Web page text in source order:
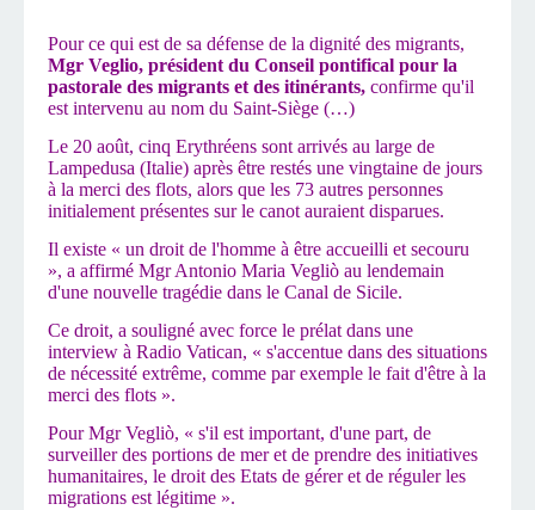
Pour ce qui est de sa défense de la dignité des migrants,
Mgr Veglio, président du Conseil pontifical pour la
pastorale des migrants et des itinérants, confirme qu'il
est intervenu au nom du Saint-Siège (…)
Le 20 août, cinq Erythréens sont arrivés au large de
Lampedusa (Italie) après être restés une vingtaine de jours
à la merci des flots, alors que les 73 autres personnes
initialement présentes sur le canot auraient disparues.
Il existe « un droit de l'homme à être accueilli et secouru
», a affirmé Mgr Antonio Maria Vegliò au lendemain
d'une nouvelle tragédie dans le Canal de Sicile.
Ce droit, a souligné avec force le prélat dans une
interview à Radio Vatican, « s'accentue dans des situations
de nécessité extrême, comme par exemple le fait d'être à la
merci des flots ».
Pour Mgr Vegliò, « s'il est important, d'une part, de
surveiller des portions de mer et de prendre des initiatives
humanitaires, le droit des Etats de gérer et de réguler les
migrations est légitime ».